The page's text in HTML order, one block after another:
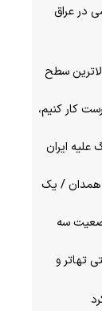
در عراق
اربعین ۱۴۰۵ در بالاترین سطح
درست کار کنیم،
ایران
همدان / یک
سه
تهاتر و